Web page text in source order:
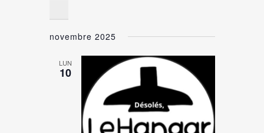
date.
novembre 2025
LUN
10